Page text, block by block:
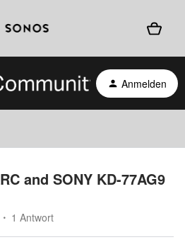
Anmelden
and SONY KD-77AG9
1 Antwort